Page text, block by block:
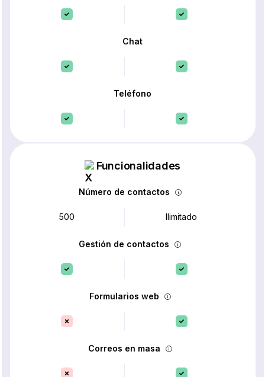
Chat
Teléfono
Funcionalidades
Número de contactos
500 Ilimitado
Gestión de contactos
Formularios web
Correos en masa